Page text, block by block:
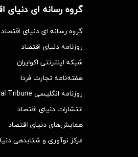
گروه رسانه ای دنیای
گروه رسانه ای دنیای اقتصاد
روزنامه دنیای اقتصاد
شبکه اینترنتی اکوایران
هفته‌نامه تجارت فردا
روزنامه انگلیسی Financial Tribune
انتشارات دنیای اقتصاد
همایش‌های دنیای اقتصاد
مرکز نوآوری و شتابدهی